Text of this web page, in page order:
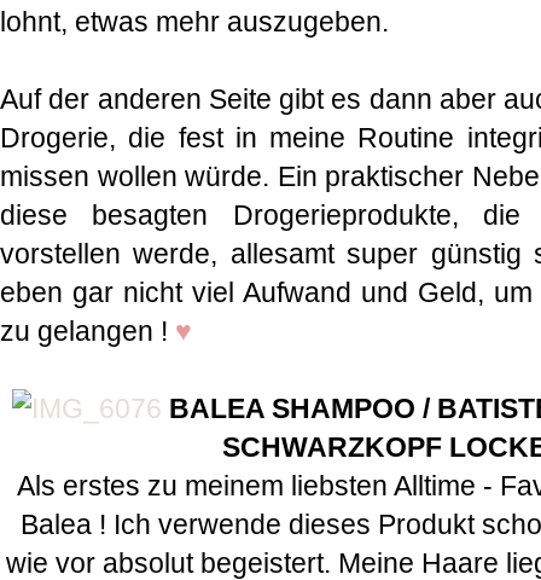
lohnt, etwas mehr auszugeben.
Auf der anderen Seite gibt es dann aber
Drogerie, die fest in meine Routine
missen wollen würde. Ein praktischer
diese besagten Drogerieprodukte,
vorstellen werde, allesamt super günstig
eben gar nicht viel Aufwand und Geld,
zu gelangen ! ♥
BALEA SHAMPOO /
SCHWARZKOPF
Als erstes zu meinem liebsten Alltime -
Balea ! Ich verwende dieses Produkt
wie vor absolut begeistert. Meine Haare